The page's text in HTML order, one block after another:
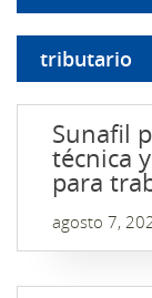
tributario
Sunafil
técnica
para
agosto 7,